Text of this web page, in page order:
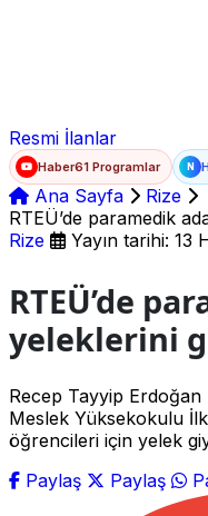
Resmi İlanlar
Haber61 Programlar N
Ana Sayfa
Rize
RTEÜ’de paramedik
Rize
Yayın tarihi: 13
RTEÜ’de
yeleklerini
Recep Tayyip Erdoğan
Meslek Yüksekokulu
öğrencileri için yelek
Paylaş
Paylaş